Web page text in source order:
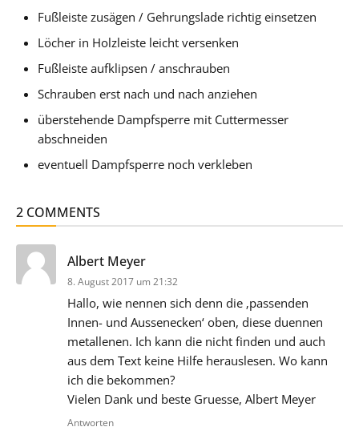
Fußleiste zusägen / Gehrungslade richtig einsetzen
Löcher in Holzleiste leicht versenken
Fußleiste aufklipsen / anschrauben
Schrauben erst nach und nach anziehen
überstehende Dampfsperre mit Cuttermesser
abschneiden
eventuell Dampfsperre noch verkleben
2 COMMENTS
Albert Meyer
8. August 2017 um 21:32
Hallo, wie nennen sich denn die ‚passenden
Innen- und Aussenecken‘ oben, diese duennen
metallenen. Ich kann die nicht finden und auch
aus dem Text keine Hilfe herauslesen. Wo kann
ich die bekommen?
Vielen Dank und beste Gruesse, Albert Meyer
Antworten